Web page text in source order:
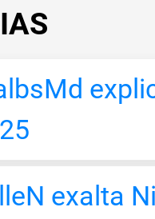
exalta